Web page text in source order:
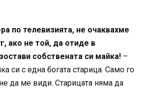
по телевизията, не очаквахме
ако не той, да отиде в
собствената си майка! –
си с една богата старица. Само го
да ме види. Старицата няма да